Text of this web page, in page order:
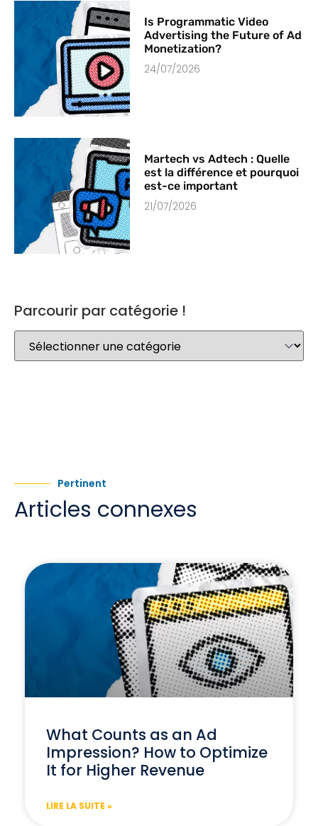
Is Programmatic Video
Advertising the Future of Ad
Monetization?
24/07/2026
Martech vs Adtech : Quelle
est la différence et pourquoi
est-ce important
21/07/2026
Parcourir par catégorie !
Pertinent
Articles connexes
What Counts as an Ad
Impression? How to Optimize
It for Higher Revenue
LIRE LA SUITE »